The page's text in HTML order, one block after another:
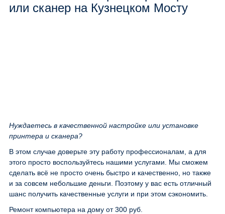
или сканер на Кузнецком Мосту
Нуждаетесь в качественной настройке или установке
принтера и сканера?
В этом случае доверьте эту работу профессионалам, а для
этого просто воспользуйтесь нашими услугами. Мы сможем
сделать всё не просто очень быстро и качественно, но также
и за совсем небольшие деньги. Поэтому у вас есть отличный
шанс получить качественные услуги и при этом сэкономить.
Ремонт компьютера на дому от 300 руб.